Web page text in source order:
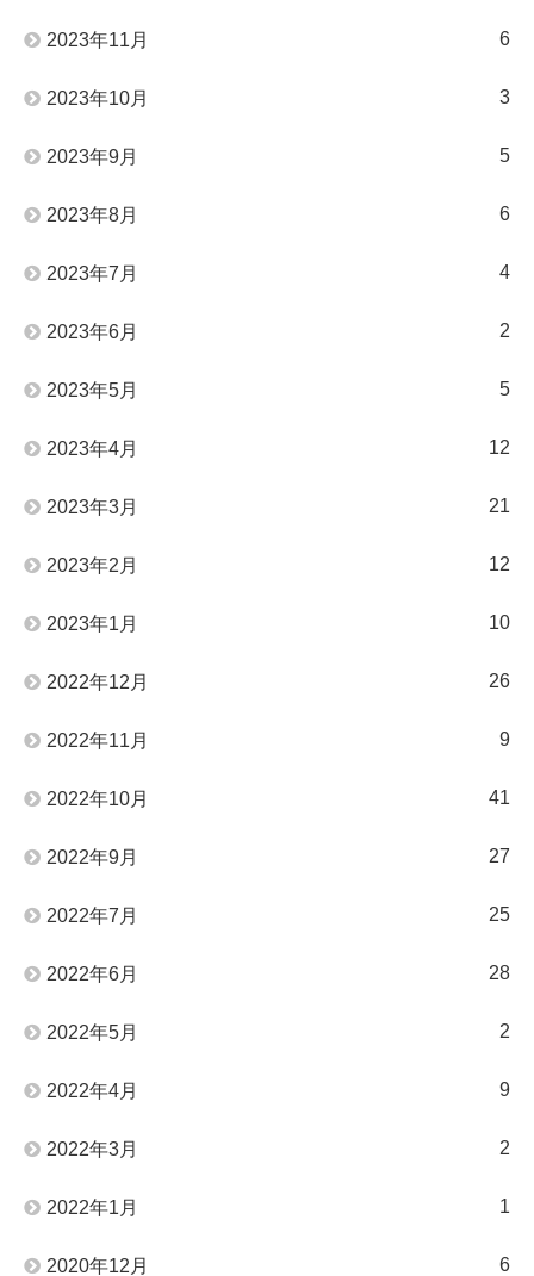
2023年11月 6
2023年10月 3
2023年9月 5
2023年8月 6
2023年7月 4
2023年6月 2
2023年5月 5
2023年4月 12
2023年3月 21
2023年2月 12
2023年1月 10
2022年12月 26
2022年11月 9
2022年10月 41
2022年9月 27
2022年7月 25
2022年6月 28
2022年5月 2
2022年4月 9
2022年3月 2
2022年1月 1
2020年12月 6